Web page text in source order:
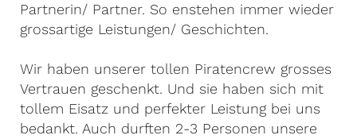
Partnerin/ Partner. So enstehen immer wieder
grossartige Leistungen/ Geschichten.
Wir haben unserer tollen Piratencrew grosses
Vertrauen geschenkt. Und sie haben sich mit
tollem Eisatz und perfekter Leistung bei uns
bedankt. Auch durften 2-3 Personen unsere